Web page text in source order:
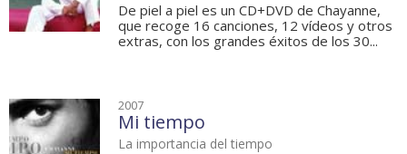
De piel a piel es un CD+DVD de Chayanne,
que recoge 16 canciones, 12 vídeos y otros
extras, con los grandes éxitos de los 30...
2007
Mi tiempo
La importancia del tiempo